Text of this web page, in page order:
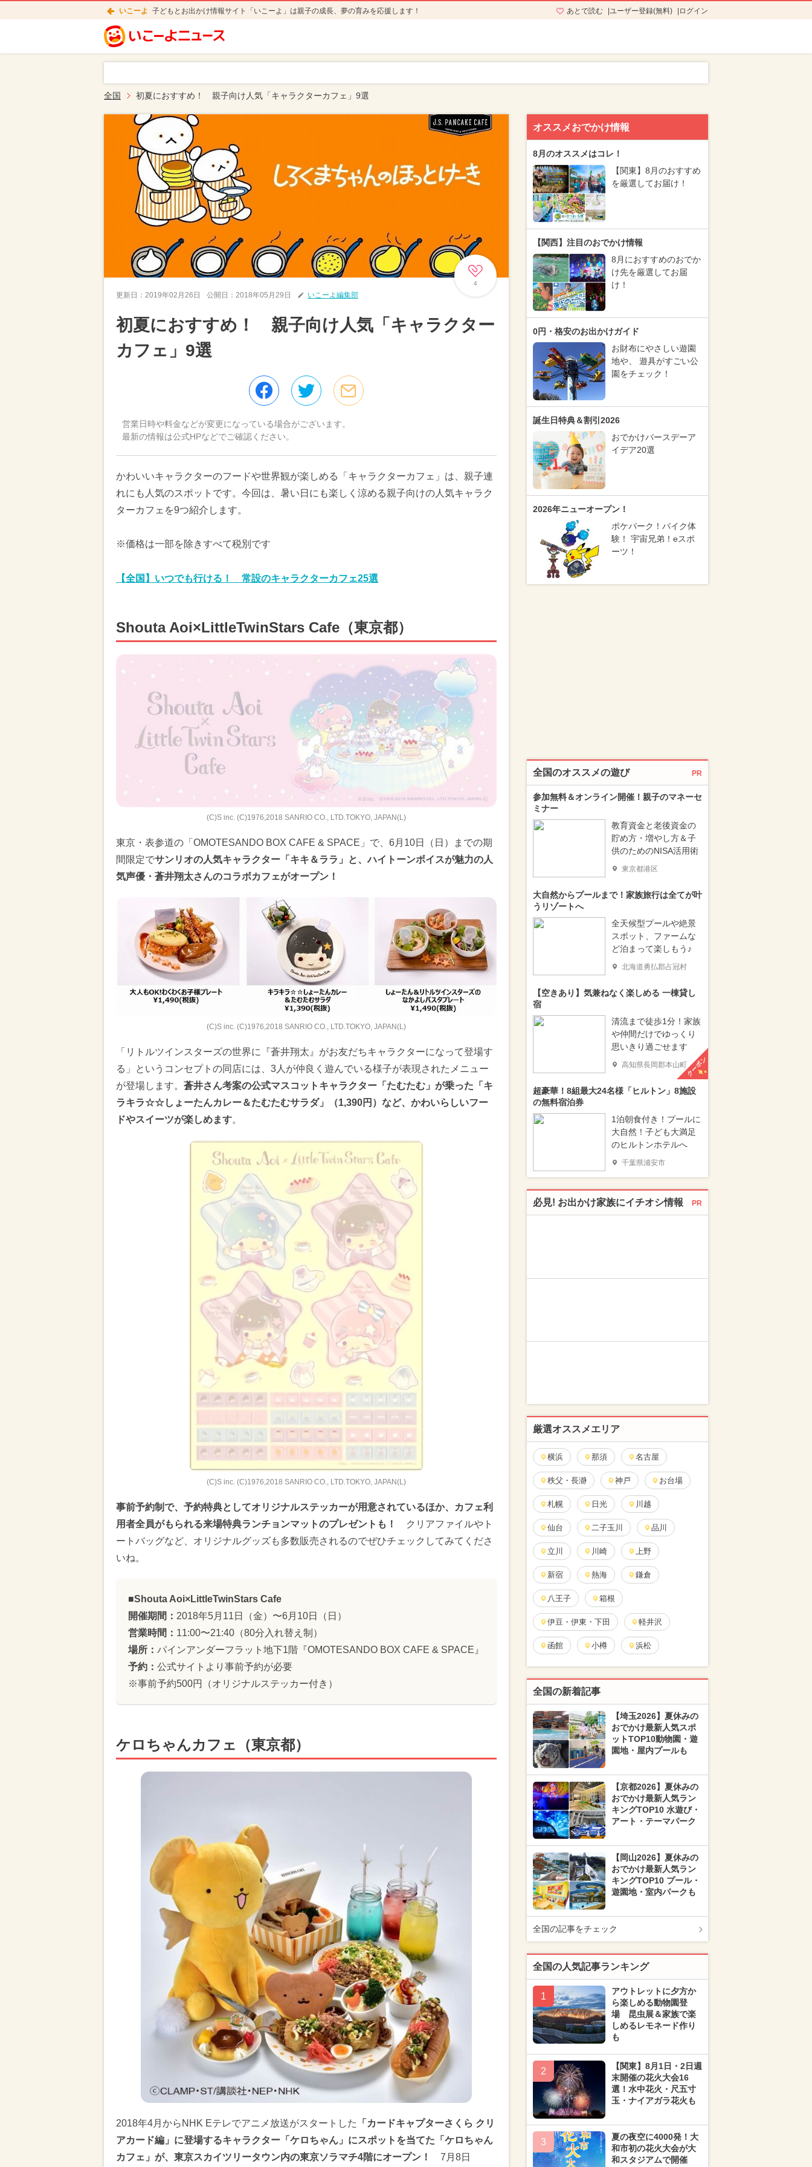
いこーよ 子どもとお出かけ情報サイト「いこーよ」は親子の成長、夢の育みを応援します！ あとで読む ユーザー登録(無料) ログイン
全国 初夏におすすめ！ 親子向け人気「キャラクターカフェ」9選
4
更新日： 2019年02月26日 公開日： 2018年05月29日 いこーよ編集部
初夏におすすめ！ 親子向け人気「キャラクター
カフェ」9選
営業日時や料金などが変更になっている場合がございます。
最新の情報は公式HPなどでご確認ください。
かわいいキャラクターのフードや世界観が楽しめる「キャラクターカフェ」は、親子連
れにも人気のスポットです。今回は、暑い日にも楽しく涼める親子向けの人気キャラク
ターカフェを9つ紹介します。
※価格は一部を除きすべて税別です
【全国】いつでも行ける！ 常設のキャラクターカフェ25選
Shouta Aoi×LittleTwinStars Cafe（東京都）
(C)S inc. (C)1976,2018 SANRIO CO., LTD.TOKYO, JAPAN(L)
東京・表参道の「OMOTESANDO BOX CAFE & SPACE」で、6月10日（日）までの期
間限定でサンリオの人気キャラクター「キキ＆ララ」と、ハイトーンボイスが魅力の人
気声優・蒼井翔太さんのコラボカフェがオープン！
(C)S inc. (C)1976,2018 SANRIO CO., LTD.TOKYO, JAPAN(L)
「リトルツインスターズの世界に『蒼井翔太』がお友だちキャラクターになって登場す
る」というコンセプトの同店には、3人が仲良く遊んでいる様子が表現されたメニュー
が登場します。 蒼井さん考案の公式マスコットキャラクター「たむたむ」が乗った「キ
ラキラ☆☆しょーたんカレー＆たむたむサラダ」（1,390円）など、かわいらしいフー
ドやスイーツが楽しめます。
(C)S inc. (C)1976,2018 SANRIO CO., LTD.TOKYO, JAPAN(L)
事前予約制で、予約特典としてオリジナルステッカーが用意されているほか、カフェ利
用者全員がもられる来場特典ランチョンマットのプレゼントも！
クリアファイルやト
ートバッグなど、オリジナルグッズも多数販売されるのでぜひチェックしてみてくださ
いね。
■Shouta Aoi×LittleTwinStars Cafe
開催期間： 2018年5月11日（金）〜6月10日（日）
営業時間： 11:00〜21:40（80分入れ替え制）
場所： パインアンダーフラット地下1階『OMOTESANDO BOX CAFE & SPACE』
予約： 公式サイトより事前予約が必要
※事前予約500円（オリジナルステッカー付き）
ケロちゃんカフェ（東京都）
2018年4月からNHK Eテレでアニメ放送がスタートした
「カードキャプターさくら クリ
アカード編」に登場するキャラクター「ケロちゃん」にスポットを当てた「ケロちゃん
カフェ」が、東京スカイツリータウン内の東京ソラマチ4階にオープン！
7月8日
オススメおでかけ情報
8月のオススメはコレ！
【関東】8月のおすすめ
を厳選してお届け！
【関西】注目のおでかけ情報
8月におすすめのおでか
け先を厳選してお届
け！
0円・格安のお出かけガイド
お財布にやさしい遊園
地や、 遊具がすごい公
園をチェック！
誕生日特典＆割引2026
おでかけバースデーア
イデア20選
2026年ニューオープン！
ポケパーク！バイク体
験！ 宇宙兄弟！eスポ
ーツ！
全国のオススメの遊び PR
参加無料＆オンライン開催！親子のマネーセ
ミナー
教育資金と老後資金の
貯め方・増やし方＆子
供のためのNISA活用術
東京都港区
大自然からプールまで！家族旅行は全てが叶
うリゾートへ
全天候型プールや絶景
スポット、ファームな
ど泊まって楽しもう♪
北海道勇払郡占冠村
【空きあり】気兼ねなく楽しめる 一棟貸し
宿
清流まで徒歩1分！家族
や仲間だけでゆっくり
思いきり過ごせます
高知県長岡郡本山町クーポン
超豪華！8組最大24名様「ヒルトン」8施設
の無料宿泊券
1泊朝食付き！プールに
大自然！子ども大満足
のヒルトンホテルへ
千葉県浦安市
必見! お出かけ家族にイチオシ情報 PR
厳選オススメエリア
横浜 那須 名古屋
秩父・長瀞 神戸 お台場
札幌 日光 川越
仙台 二子玉川 品川
立川 川崎 上野
新宿 熱海 鎌倉
八王子 箱根
伊豆・伊東・下田 軽井沢
函館 小樽 浜松
全国の新着記事
【埼玉2026】夏休みの
おでかけ最新人気スポ
ットTOP10動物園・遊
園地・屋内プールも
【京都2026】夏休みの
おでかけ最新人気ラン
キングTOP10 水遊び・
アート・テーマパーク
【岡山2026】夏休みの
おでかけ最新人気ラン
キングTOP10 プール・
遊園地・室内パークも
全国の記事をチェック
全国の人気記事ランキング
1
アウトレットに夕方か
ら楽しめる動物園登
場 昆虫展＆家族で楽
しめるレモネード作り
も
2
【関東】8月1日・2日週
末開催の花火大会16
選！水中花火・尺五寸
玉・ナイアガラ花火も
3
夏の夜空に4000発！大
和市初の花火大会が大
和スタジアムで開催